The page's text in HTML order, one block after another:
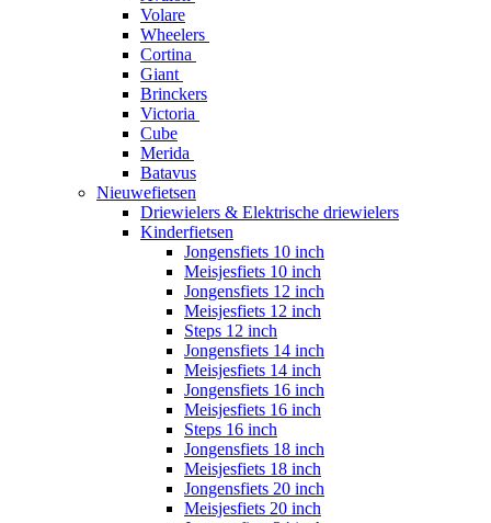
Volare
Wheelers
Cortina
Giant
Brinckers
Victoria
Cube
Merida
Batavus
Nieuwefietsen
Driewielers & Elektrische driewielers
Kinderfietsen
Jongensfiets 10 inch
Meisjesfiets 10 inch
Jongensfiets 12 inch
Meisjesfiets 12 inch
Steps 12 inch
Jongensfiets 14 inch
Meisjesfiets 14 inch
Jongensfiets 16 inch
Meisjesfiets 16 inch
Steps 16 inch
Jongensfiets 18 inch
Meisjesfiets 18 inch
Jongensfiets 20 inch
Meisjesfiets 20 inch